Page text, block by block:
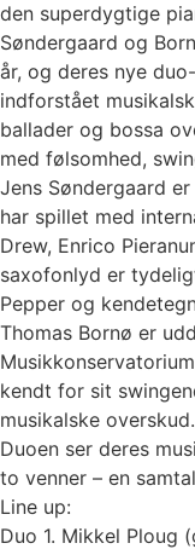
den superdygtige
Søndergaard og
år, og deres nye
indforstået
ballader og bossa
med følsomhed,
Jens Søndergaard
har spillet med
Drew, Enrico
saxofonlyd er
Pepper og
Thomas Bornø er
kendt for sit
musikalske overskud.
Duoen ser deres
to venner – en
Line up:
Duo 1. Mikkel Ploug